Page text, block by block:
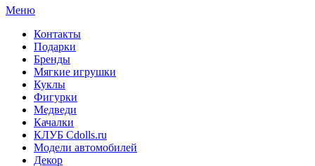
Меню
Контакты
Подарки
Бренды
Мягкие игрушки
Куклы
Фигурки
Медведи
Качалки
КЛУБ Cdolls.ru
Модели автомобилей
Декор